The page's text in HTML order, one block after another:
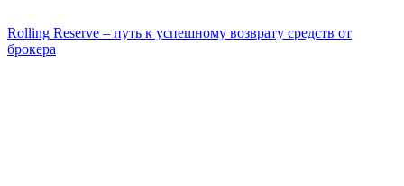
Rolling Reserve – путь к успешному возврату средств от
брокера